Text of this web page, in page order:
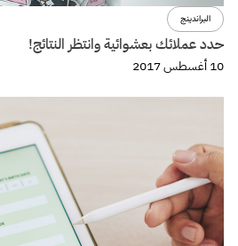
البراندينج
حدد عملائك بعشوائية وانتظر النتائج!
10 أغسطس 2017